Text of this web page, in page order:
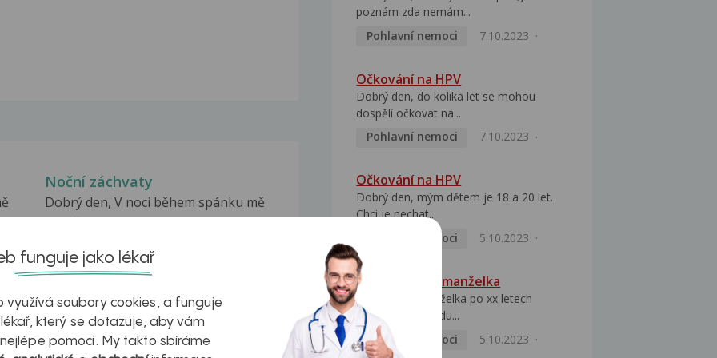
Noční záchvaty
Dobrý den, V noci během spánku mě
mírně probudil jakýsi...
Teploty, zvýšené CRP, silné
noční pocení
následující. Manžel...
Noční pocení
poznám zda nemám...
Pohlavní nemoci
7.10.2023
Očkování na HPV
Dobrý den, do kolika let se mohou
dospělí očkovat na...
Pohlavní nemoci
7.10.2023
Očkování na HPV
Dobrý den, mým dětem je 18 a 20 let.
Chci je nechat...
Pohlavní nemoci
5.10.2023
HPV pozitivní manželka
Dobrý den, manželka po xx letech
přivezla z Východu...
Pohlavní nemoci
5.10.2023
funguje jako lékař
využívá soubory cookies, a funguje
který se dotazuje, aby vám
pomoci. My takto sbíráme